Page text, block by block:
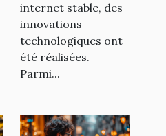
internet stable, des
innovations
technologiques ont
été réalisées.
Parmi...